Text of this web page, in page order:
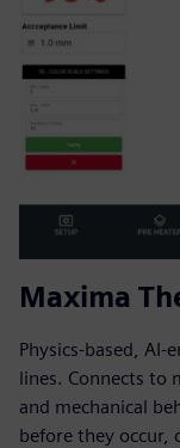
Maxima
Physics-based,
lines. Connects to
and mechanical
before they occur,